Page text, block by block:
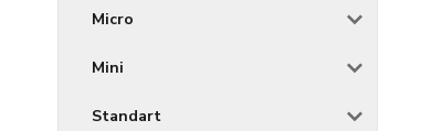
Micro
Mini
Standart